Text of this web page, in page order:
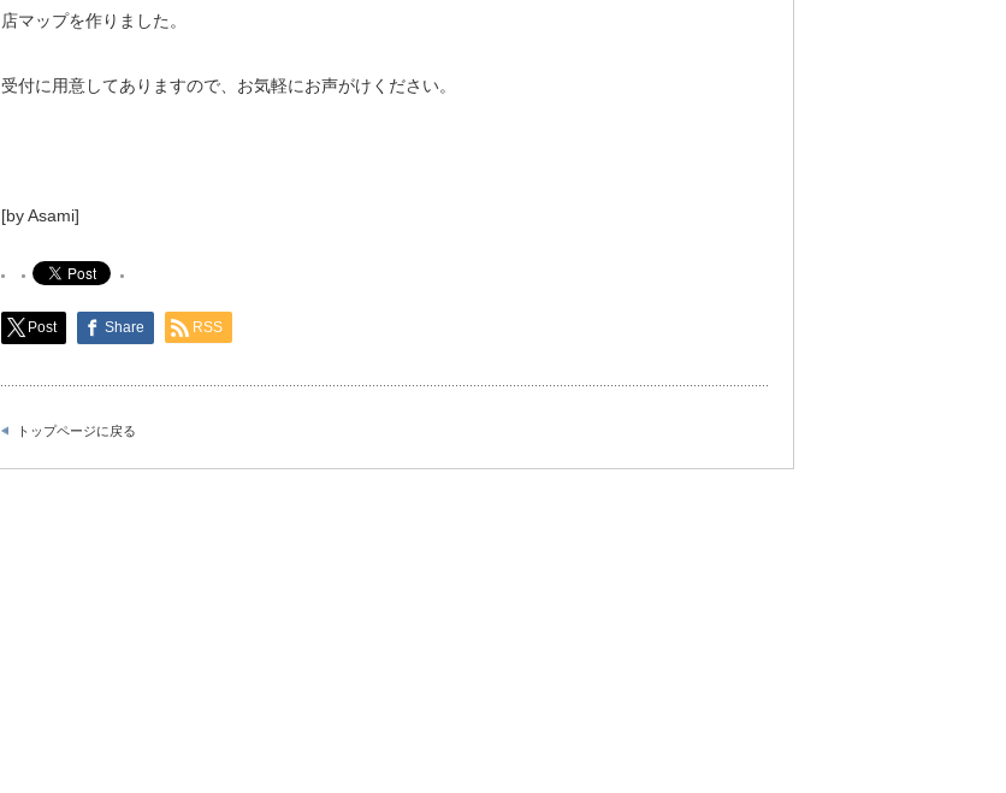
店マップを作りました。
受付に用意してありますので、お気軽にお声がけください。
[by Asami]
Post Share RSS
トップページに戻る